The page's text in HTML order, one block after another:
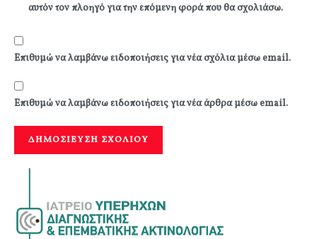
αυτόν τον πλοηγό για την επόμενη φορά που θα σχολιάσω.
Επιθυμώ να λαμβάνω ειδοποιήσεις για νέα σχόλια μέσω email.
Επιθυμώ να λαμβάνω ειδοποιήσεις για νέα άρθρα μέσω email.